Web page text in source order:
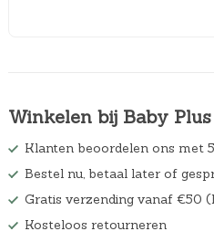
Winkelen bij Baby Plus
Klanten beoordelen ons met
Bestel nu, betaal later of
Gratis verzending vanaf €50
Kosteloos retourneren